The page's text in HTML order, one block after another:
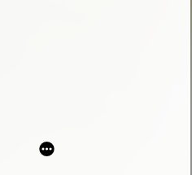
linie kolejowe Polski